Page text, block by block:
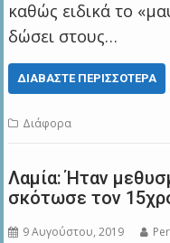
καθώς ειδικά το
δώσει στους…
ΔΙΑΒΆΣΤΕ ΠΕΡΙΣΣΌΤΕΡΑ
Διάφορα
Λαμία: Ήταν
σκότωσε τον
9 Αυγούστου, 2019